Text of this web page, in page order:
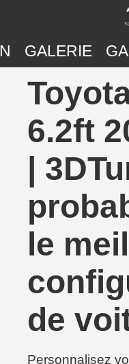
GALERIE
6.2ft
|
le
de
Personnalisez